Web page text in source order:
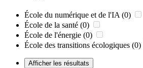
École du numérique et de l'IA (0)
École de la santé (0)
École de l'énergie (0)
École des transitions écologiques (0)
Afficher les résultats